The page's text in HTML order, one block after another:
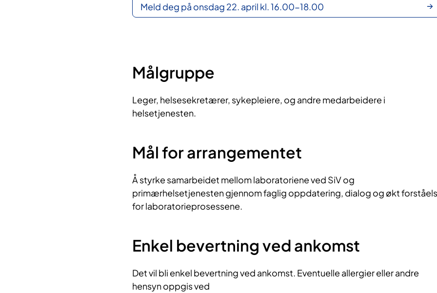
Meld deg på onsdag 22. april kl. 16.00-18.00
Målgruppe
Leger, helsesekretærer, sykepleiere, og andre medarbeidere i
helsetjenesten.
Mål for arrangementet
Å styrke samarbeidet mellom laboratoriene ved SiV og
primærhelsetjenesten gjennom faglig oppdatering, dialog og økt
for laboratorieprosessene.
Enkel bevertning ved ankomst
Det vil bli enkel bevertning ved ankomst. Eventuelle allergier eller andre
hensyn oppgis ved